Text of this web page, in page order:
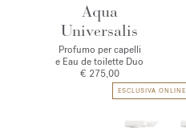
Aqua
Universalis
Profumo per capelli
e Eau de toilette Duo
€ 275,00
ESCLUSIVA ONLINE